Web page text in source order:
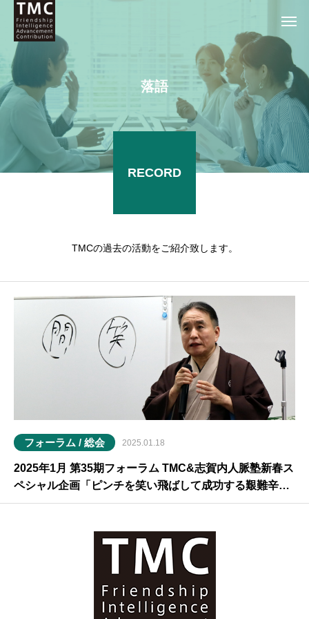
落語
RECORD
TMCの過去の活動をご紹介致します。
フォーラム / 総会 2025.01.18
2025年1月 第35期フォーラム TMC&志賀内人脈塾新春ス
ペシャル企画「ピンチを笑い飛ばして成功する艱難辛苦
の乗り越え方」